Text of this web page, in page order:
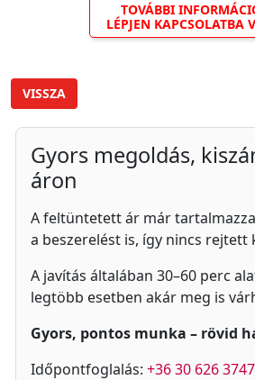
TOVÁBBI
LÉPJEN KAPCSOLATBA
VISSZA
Gyors megoldás,
áron
A feltüntetett ár már
a beszerelést is, így nincs rejtett
A javítás általában 30–60 perc
legtöbb esetben akár meg is
Gyors, pontos munka – rövid
Időpontfoglalás: +36 30 626 3747